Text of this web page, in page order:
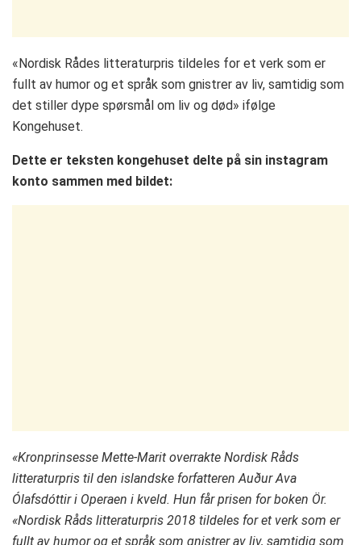
«Nordisk Rådes litteraturpris tildeles for et verk som er
fullt av humor og et språk som gnistrer av liv, samtidig som
det stiller dype spørsmål om liv og død» ifølge
Kongehuset.
Dette er teksten kongehuset delte på sin instagram
konto sammen med bildet:
«Kronprinsesse Mette-Marit overrakte Nordisk Råds
litteraturpris til den islandske forfatteren Auður Ava
Ólafsdóttir i Operaen i kveld. Hun får prisen for boken Ör.
«Nordisk Råds litteraturpris 2018 tildeles for et verk som er
fullt av humor og et språk som gnistrer av liv, samtidig som